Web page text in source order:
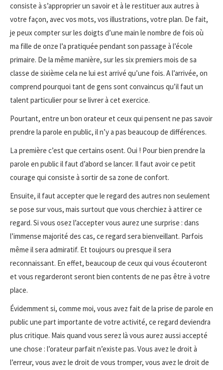
consiste à s’approprier un savoir et à le restituer aux autres à
votre façon, avec vos mots, vos illustrations, votre plan. De fait,
je peux compter sur les doigts d’une main le nombre de fois où
ma fille de onze l’a pratiquée pendant son passage à l’école
primaire. De la même manière, sur les six premiers mois de sa
classe de sixième cela ne lui est arrivé qu’une fois. A l’arrivée, on
comprend pourquoi tant de gens sont convaincus qu’il faut un
talent particulier pour se livrer à cet exercice.
Pourtant, entre un bon orateur et ceux qui pensent ne pas savoir
prendre la parole en public, il n’y a pas beaucoup de différences.
La première c’est que certains osent. Oui ! Pour bien prendre la
parole en public il faut d’abord se lancer. Il faut avoir ce petit
courage qui consiste à sortir de sa zone de confort.
Ensuite, il faut accepter que le regard des autres non seulement
se pose sur vous, mais surtout que vous cherchiez à attirer ce
regard. Si vous osez l’accepter vous aurez une surprise : dans
l’immense majorité des cas, ce regard sera bienveillant. Parfois
même il sera admiratif. Et toujours ou presque il sera
reconnaissant. En effet, beaucoup de ceux qui vous écouteront
et vous regarderont seront bien contents de ne pas être à votre
place.
Évidemment si, comme moi, vous avez fait de la prise de parole en
public une part importante de votre activité, ce regard deviendra
plus critique. Mais quand vous serez là vous aurez aussi accepté
une chose : l’orateur parfait n’existe pas. Vous avez le droit à
l’erreur, vous avez le droit de vous tromper, vous avez le droit de